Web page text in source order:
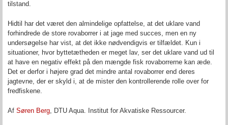
tilstand.
Hidtil har det været den almindelige opfattelse, at det uklare vand
forhindrede de store rovaborrer i at jage med succes, men en ny
undersøgelse har vist, at det ikke nødvendigvis er tilfældet. Kun i
situationer, hvor byttetætheden er meget lav, ser det uklare vand ud til
at have en negativ effekt på den mængde fisk rovaborrerne kan æde.
Det er derfor i højere grad det mindre antal rovaborrer end deres
jagtevne, der er skyld i, at de mister den kontrollerende rolle over for
fredfiskene.
Af Søren Berg, DTU Aqua. Institut for Akvatiske Ressourcer.